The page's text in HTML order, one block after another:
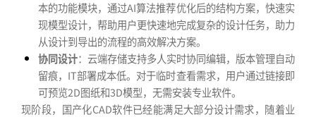
本的功能模块，通过AI算法推荐优化后的结构方案，快速实
现模型设计，帮助用户更快速地完成复杂的设计任务，助力
从设计到导出的流程的高效解决方案。
协同设计：云端存储支持多人实时协同编辑，版本管理自动
留痕，IT部署成本低。对于临时查看需求，用户通过链接即
可预览2D图纸和3D模型，无需安装专业软件。
现阶段，国产化CAD软件已经能满足大部分设计需求，随着业